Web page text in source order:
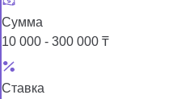
Сумма
10 000 - 300 000 ₸
Ставка